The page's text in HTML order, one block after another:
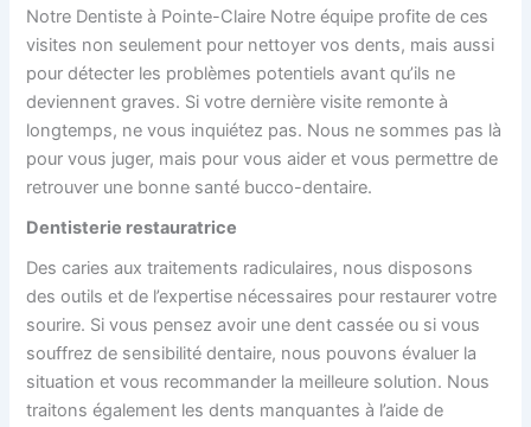
Notre Dentiste à Pointe-Claire Notre équipe profite de ces
visites non seulement pour nettoyer vos dents, mais aussi
pour détecter les problèmes potentiels avant qu’ils ne
deviennent graves. Si votre dernière visite remonte à
longtemps, ne vous inquiétez pas. Nous ne sommes pas là
pour vous juger, mais pour vous aider et vous permettre de
retrouver une bonne santé bucco-dentaire.
Dentisterie restauratrice
Des caries aux traitements radiculaires, nous disposons
des outils et de l’expertise nécessaires pour restaurer votre
sourire. Si vous pensez avoir une dent cassée ou si vous
souffrez de sensibilité dentaire, nous pouvons évaluer la
situation et vous recommander la meilleure solution. Nous
traitons également les dents manquantes à l’aide de